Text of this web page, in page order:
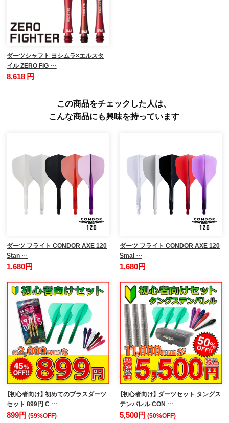
ダーツシャフト ヨシムラ×エルスタ
イル ZERO FIG …
8,618 円
この商品をチェックした人は、
こんな商品にも興味を持っています
ダーツ フライト CONDOR AXE 120
Stan …
1,680円
ダーツ フライト CONDOR AXE 120
Smal …
1,680円
【初心者向け】 初めてのブラスダーツ
セット 899円 C …
899円(59%OFF)
【初心者向け】 ダーツセット タングス
テンバレル CON …
5,500円 (50%OFF)